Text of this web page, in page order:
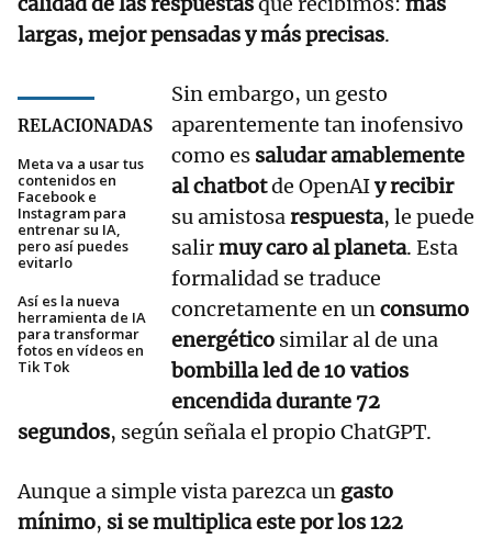
largas, mejor pensadas y más precisas.
RELACIONADAS
Meta va a usar tus
contenidos en
Facebook e
Instagram para
entrenar su IA,
pero así puedes
evitarlo
Así es la nueva
herramienta de IA
para transformar
fotos en vídeos en
Tik Tok
Sin embargo, un gesto
aparentemente tan inofensivo
como es saludar amablemente
al chatbotde OpenAIy recibir
su amistosarespuesta, le puede
salirmuy caro al planeta. Esta
formalidad se traduce
concretamente en unconsumo
energético similar al de una
bombilla led de 10 vatios
encendida durante 72
segundos, según señala el propio ChatGPT.
Aunque a simple vista parezca un gasto
mínimo, si se multiplica este por los 122